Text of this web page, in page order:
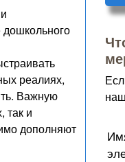
дошкольного
реалиях,
Важную
так и
дополняют